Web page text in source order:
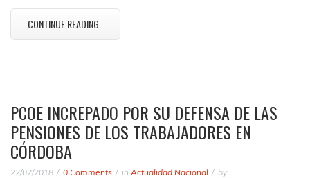
CONTINUE READING..
PCOE INCREPADO POR SU DEFENSA DE LAS
PENSIONES DE LOS TRABAJADORES EN
CÓRDOBA
22/02/2018 0 Comments in Actualidad Nacional by